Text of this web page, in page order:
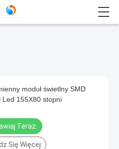
moduł świetlny SMD
Led 155X80 stopni
Teraz.
Się Więcej